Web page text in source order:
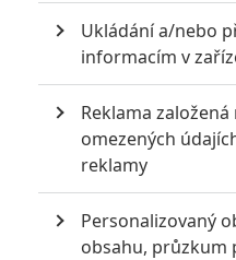
Alita: Bojový
hrdinky by si přála
Rosa Salazar je všemi deseti
Ukládání a/nebo
informacím v
Reklama založená
omezených
reklamy
Personalizovaný
obsahu, průzkum